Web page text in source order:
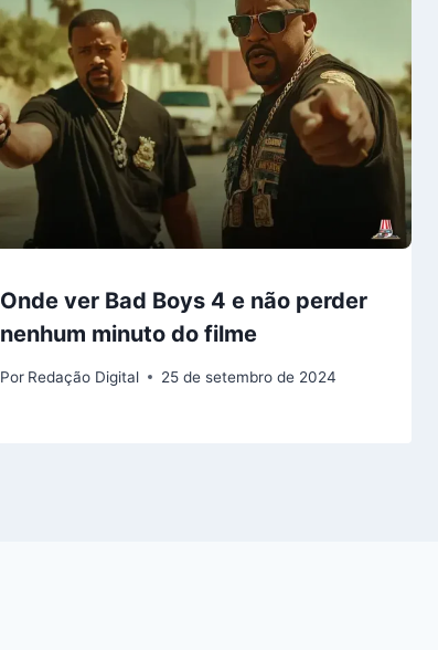
Onde ver Bad Boys 4 e não perder
nenhum minuto do filme
Por Redação Digital 25 de setembro de 2024